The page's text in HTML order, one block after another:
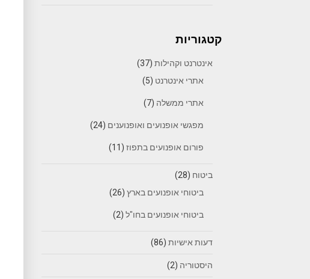
קטגוריות
אינטרנט וקהילות (37)
אתרי אינטרנט (5)
אתרי ממשלה (7)
מפגשי אופנועים ואופנוענים (24)
פורום אופנועים בתפוז (11)
ביטוח (28)
ביטוחי אופנועים בארץ (26)
ביטוחי אופנועים בחו"ל (2)
דעות אישיות (86)
היסטוריה (2)